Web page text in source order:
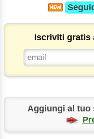
Iscriviti gratis
Aggiungi al tuo